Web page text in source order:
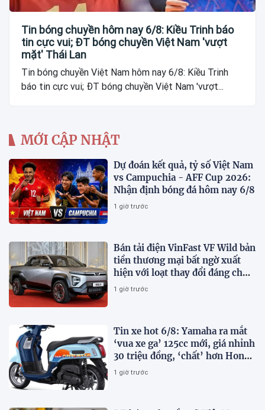
Tin bóng chuyền hôm nay 6/8: Kiều Trinh báo
tin cực vui; ĐT bóng chuyền Việt Nam 'vượt
mặt' Thái Lan
Tin bóng chuyền Việt Nam hôm nay 6/8: Kiều Trinh
báo tin cực vui; ĐT bóng chuyền Việt Nam 'vượt...
MỚI CẬP NHẬT
Dự đoán kết quả, tỷ số Việt Nam
vs Campuchia - AFF Cup 2026:
Nhận định bóng đá hôm nay 6/8
1 giờ trước
Bán tải điện VinFast VF Wild bản
tiền thương mại bất ngờ xuất
hiện với loạt thay đổi đáng chú
ý1 giờ trước
Tin xe hot 6/8: Yamaha ra mắt
‘vua xe ga’ 125cc mới, giá nhỉnh
30 triệu đồng, ‘chất’ hơn Honda
Vision và SH Mode
1 giờ trước